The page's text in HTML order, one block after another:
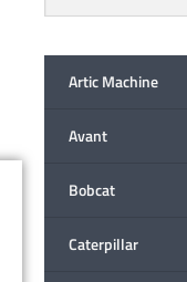
Artic Machine
Avant
Bobcat
Caterpillar